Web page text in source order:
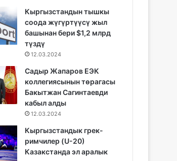
Кыргызстандын тышкы
соода жүгүртүүсү жыл
башынан бери $1,2 млрд
түздү
12.03.2024
Садыр Жапаров ЕЭК
коллегиясынын төрагасы
Бакытжан Сагинтаевди
кабыл алды
12.03.2024
Кыргызстандык грек-
римчилер (U-20)
Казакстанда эл аралык